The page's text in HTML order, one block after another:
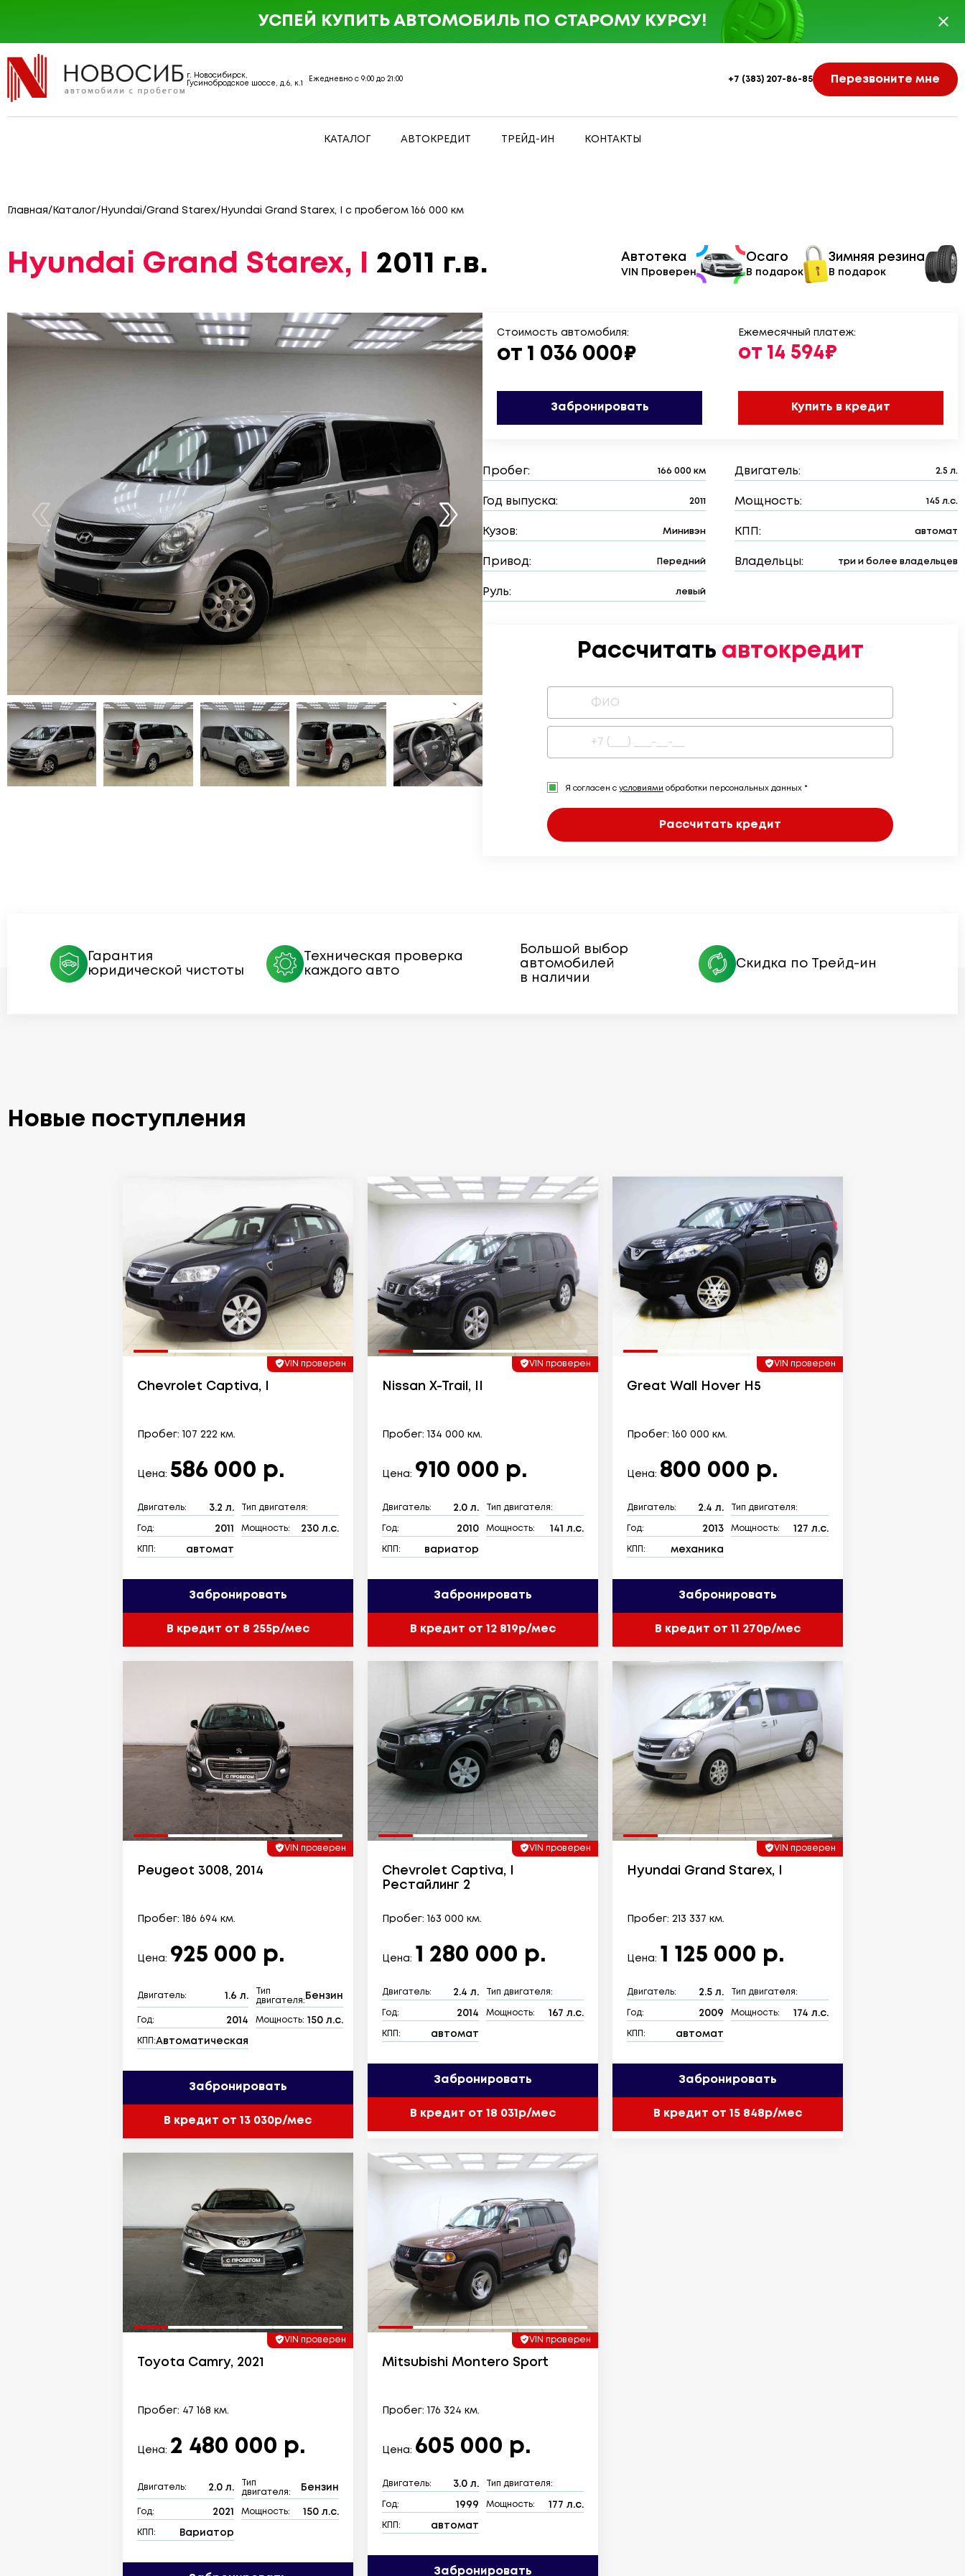
г. Новосибирск,
Гусинобродское шоссе, д.6, к.1
Ежедневно с 9:00 до 21:00 +7 (383) 207-86-85 Перезвоните мне
КАТАЛОГ АВТОКРЕДИТ ТРЕЙД-ИН КОНТАКТЫ
УСПЕЙ КУПИТЬ АВТОМОБИЛЬ ПО СТАРОМУ КУРСУ!
Главная/ Каталог/ Hyundai/Grand Starex/ Hyundai Grand Starex, I с пробегом 166 000 км
Hyundai Grand Starex, I 2011 г.в. Автотека
VIN Проверен
Осаго
В подарок
Зимняя резина
В подарок
Стоимость автомобиля:
от 1 036 000₽
Забронировать
Ежемесячный платеж:
от 14 594₽
Купить в кредит
Пробег: 166 000 км Двигатель: 2.5 л.
Год выпуска: 2011 Мощность: 145 л.с.
Кузов: Минивэн КПП: автомат
Привод: Передний Владельцы: три и более владельцев
Руль: левый
Рассчитать автокредит
Я согласен с условиями обработки персональных данных *
Рассчитать кредит
Гарантия
юридической чистоты
Техническая проверка
каждого авто
Большой выбор
автомобилей
в наличии
Скидка по Трейд-ин
Новые поступления
VIN проверен
Chevrolet Captiva, I
Пробег: 107 222 км.
Цена: 586 000 р.
Двигатель: 3.2 л. Тип двигателя:
Год: 2011 Мощность: 230 л.с.
КПП: автомат
Забронировать
В кредит от 8 255р/мес
VIN проверен
Nissan X-Trail, II
Пробег: 134 000 км.
Цена: 910 000 р.
Двигатель: 2.0 л. Тип двигателя:
Год: 2010 Мощность: 141 л.с.
КПП: вариатор
Забронировать
В кредит от 12 819р/мес
VIN проверен
Great Wall Hover H5
Пробег: 160 000 км.
Цена: 800 000 р.
Двигатель: 2.4 л. Тип двигателя:
Год: 2013 Мощность: 127 л.с.
КПП: механика
Забронировать
В кредит от 11 270р/мес
VIN проверен
Peugeot 3008, 2014
Пробег: 186 694 км.
Цена: 925 000 р.
Двигатель: 1.6 л.
Тип
двигателя:
Бензин
Год: 2014 Мощность: 150 л.с.
КПП:Автоматическая
Забронировать
В кредит от 13 030р/мес
VIN проверен
Chevrolet Captiva, I
Рестайлинг 2
Пробег: 163 000 км.
Цена: 1 280 000 р.
Двигатель: 2.4 л. Тип двигателя:
Год: 2014 Мощность: 167 л.с.
КПП: автомат
Забронировать
В кредит от 18 031р/мес
VIN проверен
Hyundai Grand Starex, I
Пробег: 213 337 км.
Цена: 1 125 000 р.
Двигатель: 2.5 л. Тип двигателя:
Год: 2009 Мощность: 174 л.с.
КПП: автомат
Забронировать
В кредит от 15 848р/мес
VIN проверен
Toyota Camry, 2021
Пробег: 47 168 км.
Цена: 2 480 000 р.
Двигатель: 2.0 л.
Тип
двигателя:
Бензин
Год: 2021 Мощность: 150 л.с.
КПП: Вариатор
VIN проверен
Mitsubishi Montero Sport
Пробег: 176 324 км.
Цена: 605 000 р.
Двигатель: 3.0 л. Тип двигателя:
Год: 1999 Мощность: 177 л.с.
КПП: автомат
Забронировать